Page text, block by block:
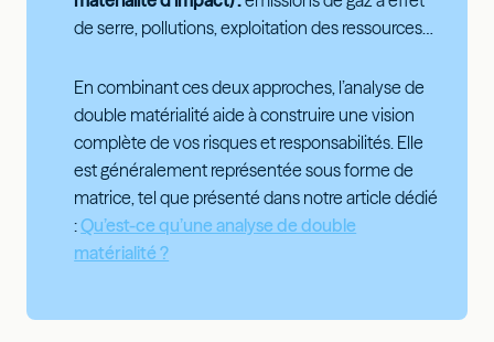
de serre, pollutions, exploitation des ressources…
En combinant ces deux approches, l’analyse de
double matérialité aide à construire une vision
complète de vos risques et responsabilités. Elle
est généralement représentée sous forme de
matrice, tel que présenté dans notre article dédié
:Qu’est-ce qu’une analyse de double
matérialité ?